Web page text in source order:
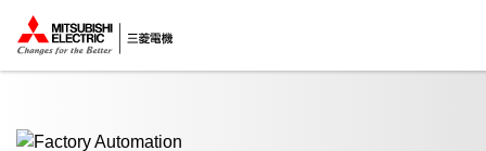
ここから本文